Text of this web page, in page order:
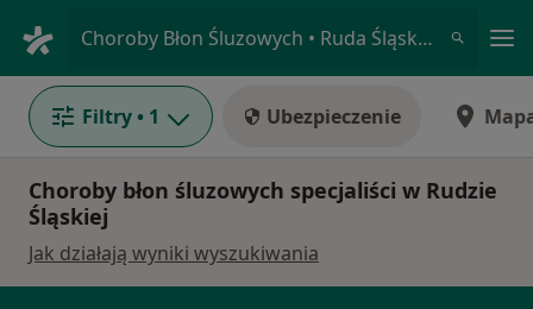
Choroby Błon Śluzowych • Ruda Śląska, śląskie
Filtry • 1 Ubezpieczenie
Choroby błon śluzowych specjaliści w Rudzie
Śląskiej
Jak działają wyniki wyszukiwania